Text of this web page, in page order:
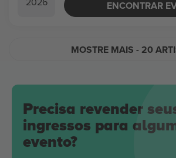
ENCONTRAR
MOSTRE MAIS - 20
Precisa revender
ingressos para
evento?